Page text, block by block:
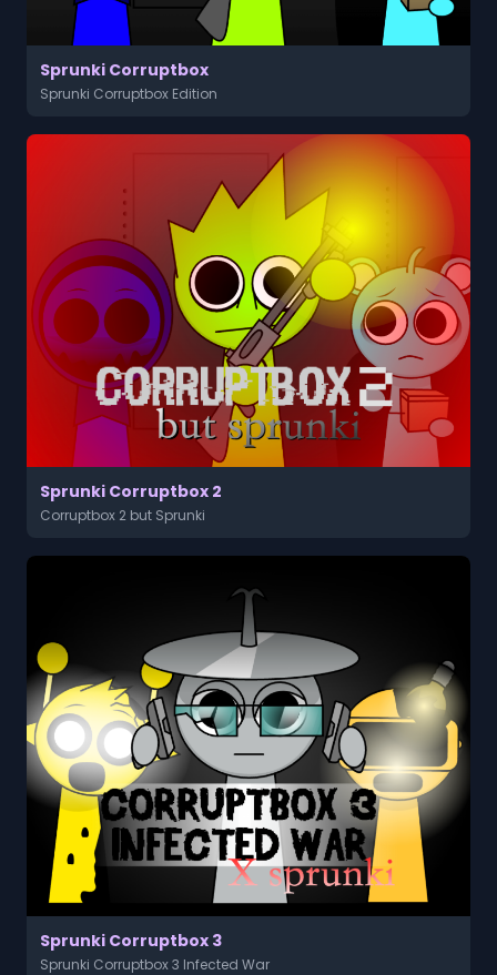
Sprunki Corruptbox
Sprunki Corruptbox Edition
Sprunki Corruptbox 2
Corruptbox 2 but Sprunki
Sprunki Corruptbox 3
Sprunki Corruptbox 3 Infected War